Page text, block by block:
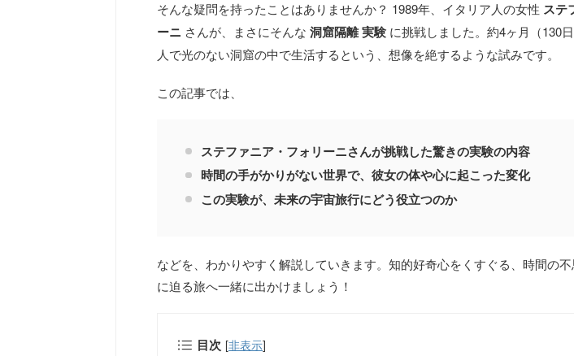
そんな疑問を持ったことはありませんか？ 1989年、イタリア人の女性 ステ
ーニ さんが、まさにそんな 洞窟隔離実験 に挑戦しました。約4ヶ月（130
人で光のない洞窟の中で生活するという、想像を絶するような試みです。
この記事では、
ステファニア・フォリーニさんが挑戦した驚きの実験の内容
時間の手がかりがない世界で、彼女の体や心に起こった変化
この実験が、未来の宇宙旅行にどう役立つのか
などを、わかりやすく解説していきます。知的好奇心をくすぐる、時間の
に迫る旅へ一緒に出かけましょう！
目次 [非表示]